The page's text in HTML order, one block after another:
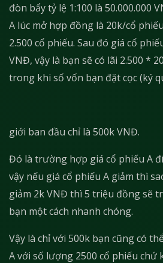
đòn bẩy tỷ lệ 1:100 là 50.000.000
A lúc mở hợp đồng là 20k/cổ
2.500 cổ phiếu. Sau đó giá cổ
VNĐ, vậy là bạn sẽ có lãi 2.500 *
trong khi số vốn bạn đặt cọc (ký
giới ban đầu chỉ là 500k VNĐ.
Đó là trường hợp giá cổ phiếu A
vậy nếu giá cổ phiếu A giảm thì
giảm 2k VNĐ thì 5 triệu đồng sẽ
bạn một cách nhanh chóng.
Vậy là chỉ với 500k bạn cũng có
A với số lượng 2500 cổ phiếu chứ